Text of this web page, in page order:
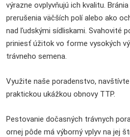
výrazne ovplyvňujú ich kvalitu.
prerušenia väčších polí alebo ako
nad ľudskými sídliskami. Svahovité
priniesť úžitok vo forme vysokých
trávneho semena.
Využite naše poradenstvo,
praktickou ukážkou obnovy TTP.
Pestovanie dočasných trávnych
ornej pôde má výborný vplyv na jej